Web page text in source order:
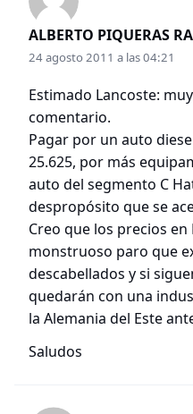
ALBERTO PIQUERAS
24 agosto 2011 a las 04:21
Estimado Lancoste:
comentario.
Pagar por un auto
25.625, por más
auto del segmento C
despropósito que se
Creo que los precios
monstruoso paro que
descabellados y si
quedarán con una
la Alemania del Este
Saludos